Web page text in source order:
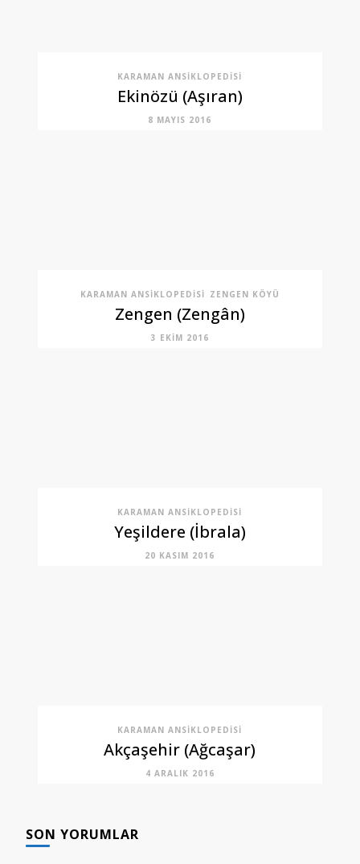
KARAMAN ANSIKLOPEDISI
Ekinözü (Aşıran)
8 MAYIS 2016
KARAMAN ANSIKLOPEDISI ZENGEN KÖYÜ
Zengen (Zengân)
3 EKIM 2016
KARAMAN ANSIKLOPEDISI
Yeşildere (İbrala)
20 KASIM 2016
KARAMAN ANSIKLOPEDISI
Akçaşehir (Ağcaşar)
4 ARALIK 2016
SON YORUMLAR